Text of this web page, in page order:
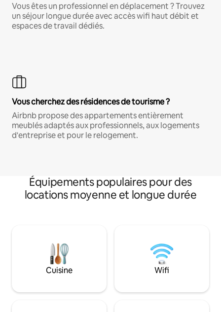
Vous êtes un professionnel en déplacement ? Trouvez
un séjour longue durée avec accès wifi haut débit et
espaces de travail dédiés.
Vous cherchez des résidences de tourisme ?
Airbnb propose des appartements entièrement
meublés adaptés aux professionnels, aux logements
d'entreprise et pour le relogement.
Équipements populaires pour des
locations moyenne et longue durée
Cuisine Wifi